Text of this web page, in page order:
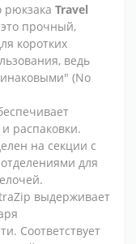
рюкзака Travel
прочный,
коротких
ведь
(No
распаковки.
на секции с
для
выдерживает
Соответствует